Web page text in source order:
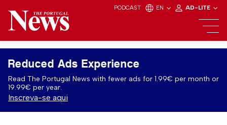
PODCAST EN AD-LITE
Reduced Ads Experience
Read The Portugal News with fewer ads for 1.99€ per month or
19.99€ per year.
Inscreva-se aqui